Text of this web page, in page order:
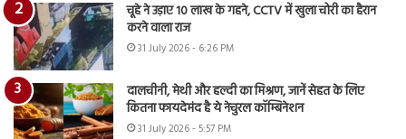
चूहे ने उड़ाए 10 लाख के गहने, CCTV में खुला चोरी का हैरान
करने वाला राज
31 July 2026 - 6:26 PM
दालचीनी, मेथी और हल्दी का मिश्रण, जानें सेहत के लिए
कितना फायदेमंद है ये नेचुरल कॉम्बिनेशन
31 July 2026 - 5:57 PM